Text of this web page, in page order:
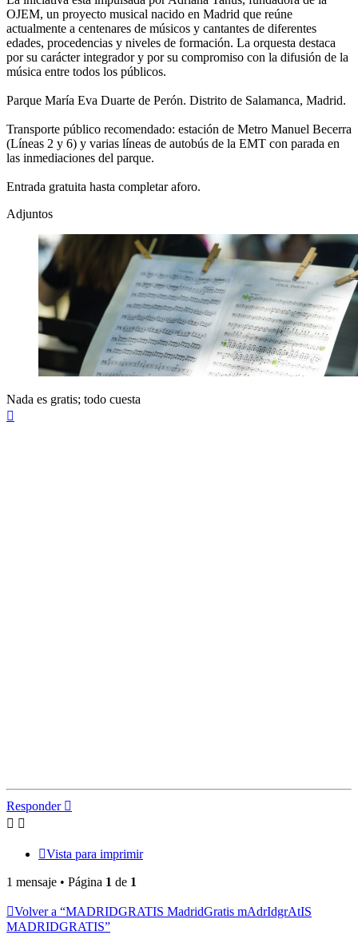
OJEM, un proyecto musical nacido en Madrid que reúne
actualmente a centenares de músicos y cantantes de diferentes
edades, procedencias y niveles de formación. La orquesta destaca
por su carácter integrador y por su compromiso con la difusión de la
música entre todos los públicos.
Parque María Eva Duarte de Perón. Distrito de Salamanca, Madrid.
Transporte público recomendado: estación de Metro Manuel Becerra
(Líneas 2 y 6) y varias líneas de autobús de la EMT con parada en
las inmediaciones del parque.
Entrada gratuita hasta completar aforo.
Adjuntos
Nada es gratis; todo cuesta
Responder
Vista para imprimir
1 mensaje • Página 1 de 1
Volver a “MADRIDGRATIS MadridGratis mAdrIdgrAtIS
MADRIDGRATIS”